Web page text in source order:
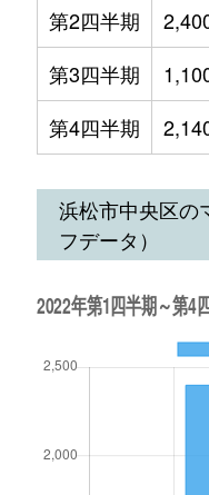
第2四半期
第3四半期
第4四半期
浜松市中央区の
フデータ）